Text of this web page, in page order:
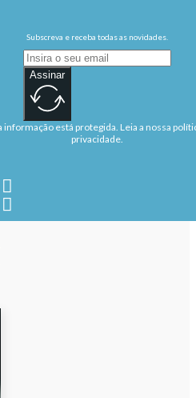
Subscreva e receba todas as novidades.
Assinar
informação está protegida. Leia a nossa
privacidade.